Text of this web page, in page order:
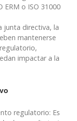
o ISO 31000
junta directiva, la
mantenerse
impactar a la
regulatorio: Es